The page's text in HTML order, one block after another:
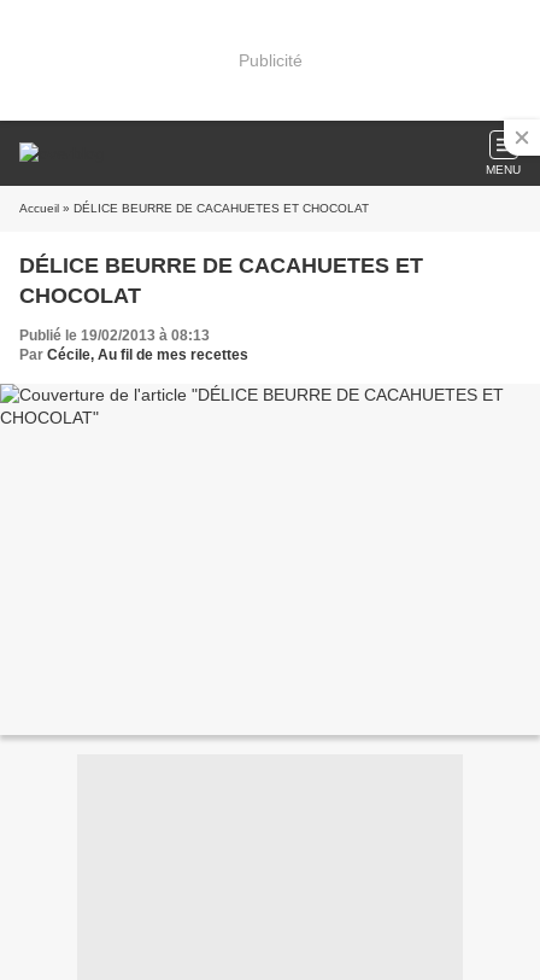
Publicité
MENU
Accueil » DÉLICE BEURRE DE CACAHUETES ET CHOCOLAT
DÉLICE BEURRE DE CACAHUETES ET
CHOCOLAT
Publié le 19/02/2013 à 08:13
Par Cécile, Au fil de mes recettes